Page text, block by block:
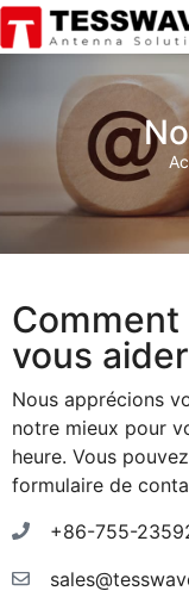
vous
Nous apprécions
notre mieux pour
heure. Vous
formulaire de
+86-755-